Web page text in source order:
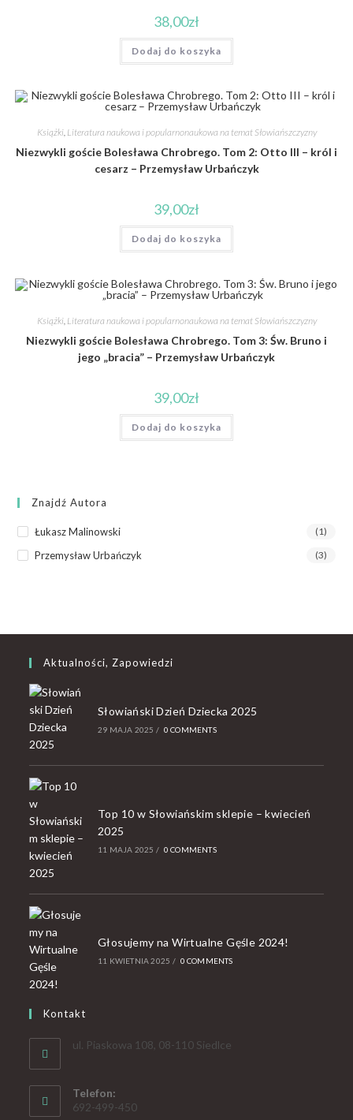
38,00zł
Dodaj do koszyka
Książki, Literatura naukowa i popularnonaukowa na temat Słowiańszczyzny
Niezwykli goście Bolesława Chrobrego. Tom 2: Otto III – król i
cesarz – Przemysław Urbańczyk
39,00zł
Dodaj do koszyka
Książki, Literatura naukowa i popularnonaukowa na temat Słowiańszczyzny
Niezwykli goście Bolesława Chrobrego. Tom 3: Św. Bruno i
jego „bracia” – Przemysław Urbańczyk
39,00zł
Dodaj do koszyka
Znajdź Autora
Łukasz Malinowski (1)
Przemysław Urbańczyk (3)
Aktualności, Zapowiedzi
Słowiański Dzień Dziecka 2025
29 MAJA 2025 / 0 COMMENTS
Top 10 w Słowiańskim sklepie – kwiecień
2025
11 MAJA 2025 / 0 COMMENTS
Głosujemy na Wirtualne Gęśle 2024!
11 KWIETNIA 2025 / 0 COMMENTS
Kontakt
ul. Piaskowa 108, 08-110 Siedlce
Telefon:
692-499-450